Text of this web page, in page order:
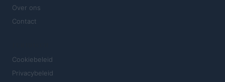
Over ons
Contact
Cookiebeleid
Privacybeleid